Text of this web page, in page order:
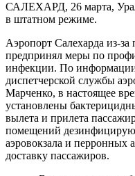
САЛЕХАРД, 26 марта,
в штатном режиме.
Аэропорт Салехарда из-
предпринял меры по
инфекции. По информации
диспетчерской службы
Марченко, в настоящее
установлены
вылета и прилета
помещений
аэровокзала и перронных
доставку пассажиров.